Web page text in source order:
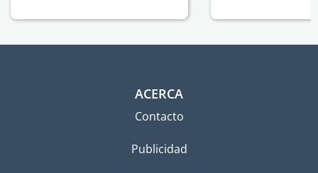
ACERCA
Contacto
Publicidad